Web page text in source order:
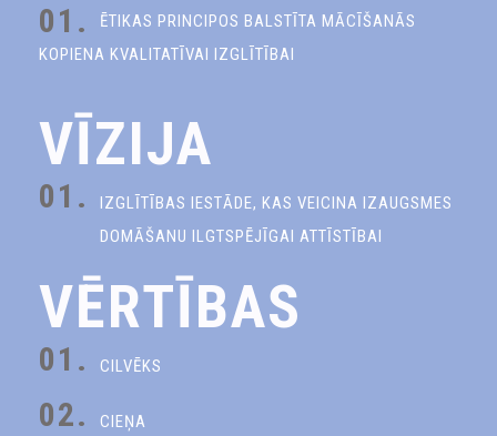
01.
ĒTIKAS PRINCIPOS BALSTĪTA MĀCĪŠANĀS
KOPIENA KVALITATĪVAI IZGLĪTĪBAI
VĪZIJA
01.
IZGLĪTĪBAS IESTĀDE, KAS VEICINA IZAUGSMES
DOMĀŠANU ILGTSPĒJĪGAI ATTĪSTĪBAI
VĒRTĪBAS
01. CILVĒKS
02. CIEŅA